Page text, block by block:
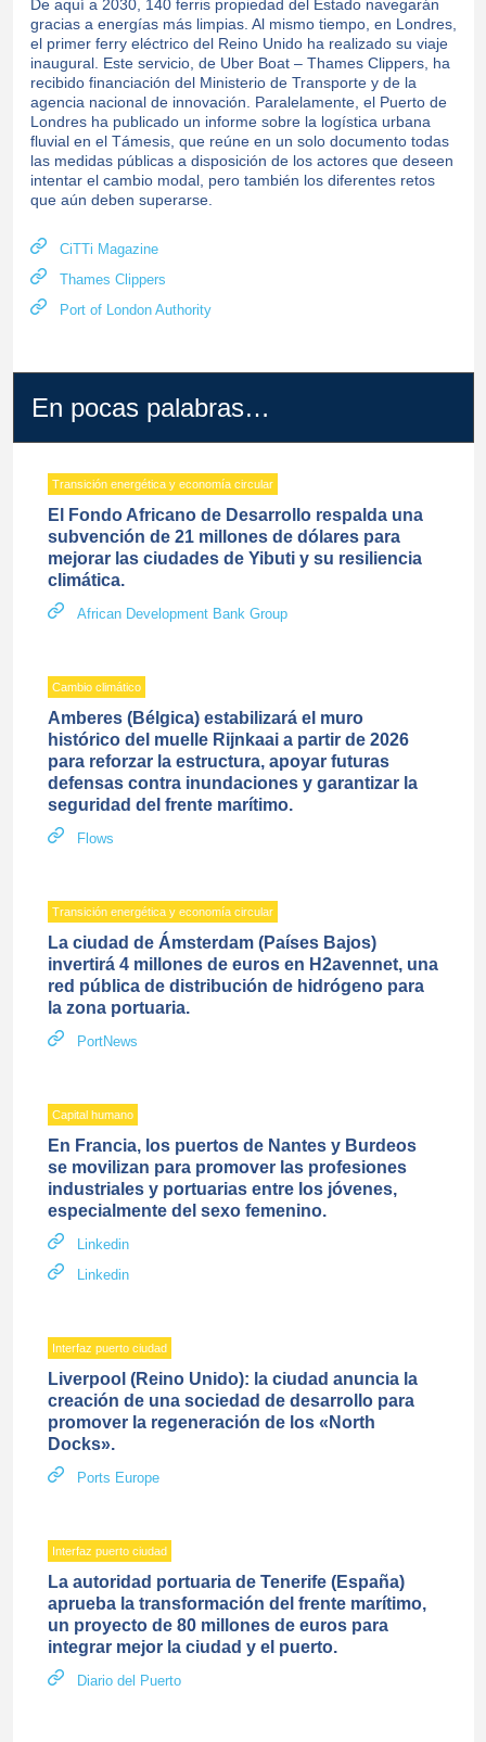
De aquí a 2030, 140 ferris propiedad del Estado navegarán
gracias a energías más limpias. Al mismo tiempo, en Londres,
el primer ferry eléctrico del Reino Unido ha realizado su viaje
inaugural. Este servicio, de Uber Boat – Thames Clippers, ha
recibido financiación del Ministerio de Transporte y de la
agencia nacional de innovación. Paralelamente, el Puerto de
Londres ha publicado un informe sobre la logística urbana
fluvial en el Támesis, que reúne en un solo documento todas
las medidas públicas a disposición de los actores que deseen
intentar el cambio modal, pero también los diferentes retos
que aún deben superarse.
CiTTi Magazine
Thames Clippers
Port of London Authority
En pocas palabras…
Transición energética y economía circular
El Fondo Africano de Desarrollo respalda una
subvención de 21 millones de dólares para
mejorar las ciudades de Yibuti y su resiliencia
climática.
African Development Bank Group
Cambio climático
Amberes (Bélgica) estabilizará el muro
histórico del muelle Rijnkaai a partir de 2026
para reforzar la estructura, apoyar futuras
defensas contra inundaciones y garantizar la
seguridad del frente marítimo.
Flows
Transición energética y economía circular
La ciudad de Ámsterdam (Países Bajos)
invertirá 4 millones de euros en H2avennet, una
red pública de distribución de hidrógeno para
la zona portuaria.
PortNews
Capital humano
En Francia, los puertos de Nantes y Burdeos
se movilizan para promover las profesiones
industriales y portuarias entre los jóvenes,
especialmente del sexo femenino.
Linkedin
Linkedin
Interfaz puerto ciudad
Liverpool (Reino Unido): la ciudad anuncia la
creación de una sociedad de desarrollo para
promover la regeneración de los «North
Docks».
Ports Europe
Interfaz puerto ciudad
La autoridad portuaria de Tenerife (España)
aprueba la transformación del frente marítimo,
un proyecto de 80 millones de euros para
integrar mejor la ciudad y el puerto.
Diario del Puerto